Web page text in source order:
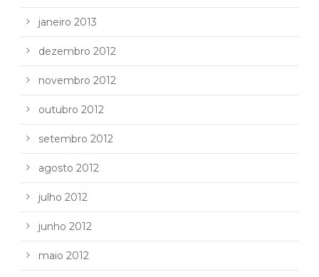
janeiro 2013
dezembro 2012
novembro 2012
outubro 2012
setembro 2012
agosto 2012
julho 2012
junho 2012
maio 2012